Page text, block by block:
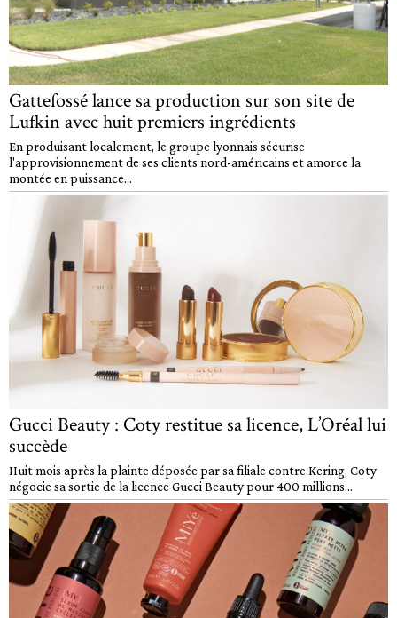
Gattefossé lance sa production sur son site de
Lufkin avec huit premiers ingrédients
En produisant localement, le groupe lyonnais sécurise
l'approvisionnement de ses clients nord-américains et amorce la
montée en puissance...
Gucci Beauty : Coty restitue sa licence, L’Oréal lui
succède
Huit mois après la plainte déposée par sa filiale contre Kering, Coty
négocie sa sortie de la licence Gucci Beauty pour 400 millions...